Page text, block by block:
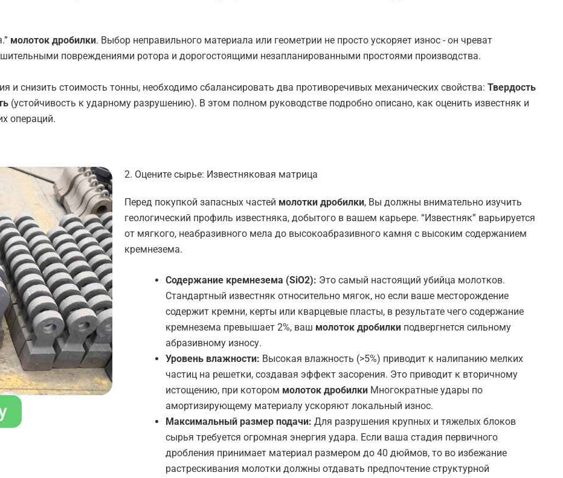
молоток дробилки. Выбор неправильного материала или геометрии не просто ускоряет износ - он чреват
повреждениями ротора и дорогостоящими незапланированными простоями производства.
и снизить стоимость тонны, необходимо сбалансировать два противоречивых механических свойства: Твердость
(устойчивость к ударному разрушению). В этом полном руководстве подробно описано, как оценить известняк и
операций.
2. Оцените сырье: Известняковая матрица
Перед покупкой запасных частей молотки дробилки, Вы должны внимательно изучить
геологический профиль известняка, добытого в вашем карьере. “Известняк” варьируется
от мягкого, неабразивного мела до высокоабразивного камня с высоким содержанием
кремнезема.
Содержание кремнезема (SiO2): Это самый настоящий убийца молотков.
Стандартный известняк относительно мягок, но если ваше месторождение
содержит кремни, керты или кварцевые пласты, в результате чего содержание
кремнезема превышает 2%, ваш молоток дробилки подвергнется сильному
абразивному износу.
Уровень влажности: Высокая влажность (>5%) приводит к налипанию мелких
частиц на решетки, создавая эффект засорения. Это приводит к вторичному
истощению, при котором молоток дробилки Многократные удары по
амортизирующему материалу ускоряют локальный износ.
Максимальный размер подачи: Для разрушения крупных и тяжелых блоков
сырья требуется огромная энергия удара. Если ваша стадия первичного
дробления принимает материал размером до 40 дюймов, то во избежание
растрескивания молотки должны отдавать предпочтение структурной